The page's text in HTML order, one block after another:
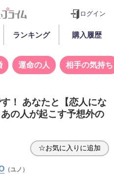
ログイン
ランキング 購入履歴
運命の人 相手の気持ち
！ あなたと【恋人にな
の人が起こす予想外の
☆お気に入りに追加
（ユノ）